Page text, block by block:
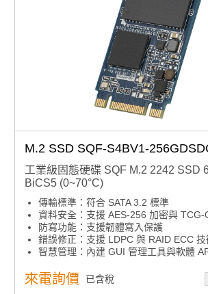
M.2 SSD SQF-S4BV1-
工業級固態硬碟 SQF M.2 2242 SSD
BiCS5 (0~70°C)
傳輸標準：符合 SATA 3.2 標準
資料安全：支援 AES-256 加密與 TCG-
防寫功能：支援韌體寫入保護
錯誤修正：支援 LDPC 與 RAID ECC 技
智慧管理：內建 GUI 管理工具與軟體
耐久設計：高耐久性標準色譜儲存解決
來電詢價 已含稅